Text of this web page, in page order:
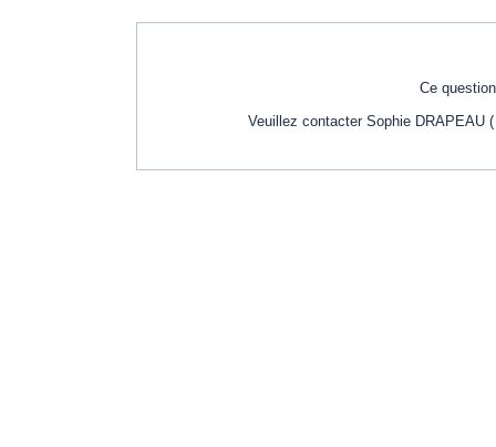
Ce
Veuillez contacter Sophie DRAPEAU